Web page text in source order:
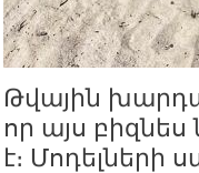
Թվային
որ այս
է։ Մոդելների